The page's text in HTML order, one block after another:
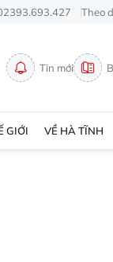
Theo
Tin mới
GIỚI VỀ HÀ TĨNH